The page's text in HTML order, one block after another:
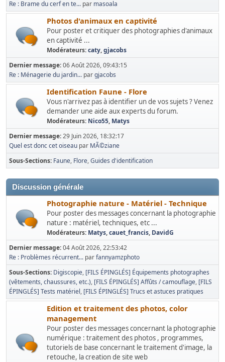
Re : Brame du cerf en te... par masoala
Photos d'animaux en captivité
Pour poster et critiquer des photographies d'animaux
en captivité ...
Modérateurs:caty,gjacobs
Dernier message:06 Août 2026, 09:43:15
Re : Ménagerie du jardin... pargjacobs
Identification Faune - Flore
Vous n'arrivez pas à identifier un de vos sujets ? Venez
demander une aide aux experts du forum.
Modérateurs: Nico55, Matys
Dernier message:29 Juin 2026, 18:32:17
Quel est donc cet oiseau par MÃ©ziane
Sous-Sections Faune Flore Guides d'identification
Discussion générale
Photographie nature - Matériel - Technique
Pour poster des messages concernant la photographie
nature : matériel, techniques, etc ...
Modérateurs: Matys,cauet_francis, DavidG
Dernier message:04 Août 2026, 22:53:42
Re : Problèmes récurrent... parfannyamzphoto
Sous-Sections Digiscopie [FILS ÉPINGLÉS] Équipements photographes
(vêtements, chaussures, etc.) [FILS ÉPINGLÉS] Affûts / camouflage [FILS
ÉPINGLÉS] Tests matériel [FILS ÉPINGLÉS] Trucs et astuces pratiques
Edition et traitement des photos, color
management
Pour poster des messages concernant la photographie
numérique : traitement des photos , programmes,
tutoriels de base concernant le traitement d'image, la
retouche, la creation de site web